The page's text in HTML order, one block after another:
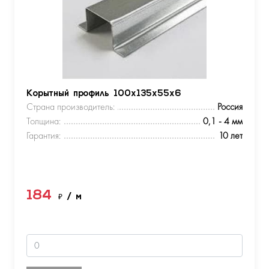
Корытный профиль 100х135х55х6
Страна производитель:
Россия
Толщина:
0,1 - 4 мм
Гарантия:
10 лет
184 ₽ / м